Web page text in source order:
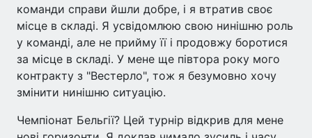
команди справи йшли добре, і я втратив своє
місце в складі. Я усвідомлюю свою нинішню роль
у команді, але не прийму її і продовжу боротися
за місце в складі. У мене ще півтора року мого
контракту з "Вестерло", тож я безумовно хочу
змінити нинішню ситуацію.
Чемпіонат Бельгії? Цей турнір відкрив для мене